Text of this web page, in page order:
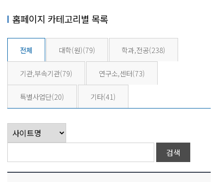
홈페이지 카테고리별 목록
전체 대학(원)(79) 학과,전공(238)
기관,부속기관(79) 연구소,센터(73)
특별사업단(20) 기타(41)